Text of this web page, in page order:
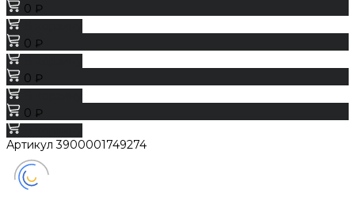
0 ₽
0 ₽
0 ₽
0 ₽
Артикул3900001749274